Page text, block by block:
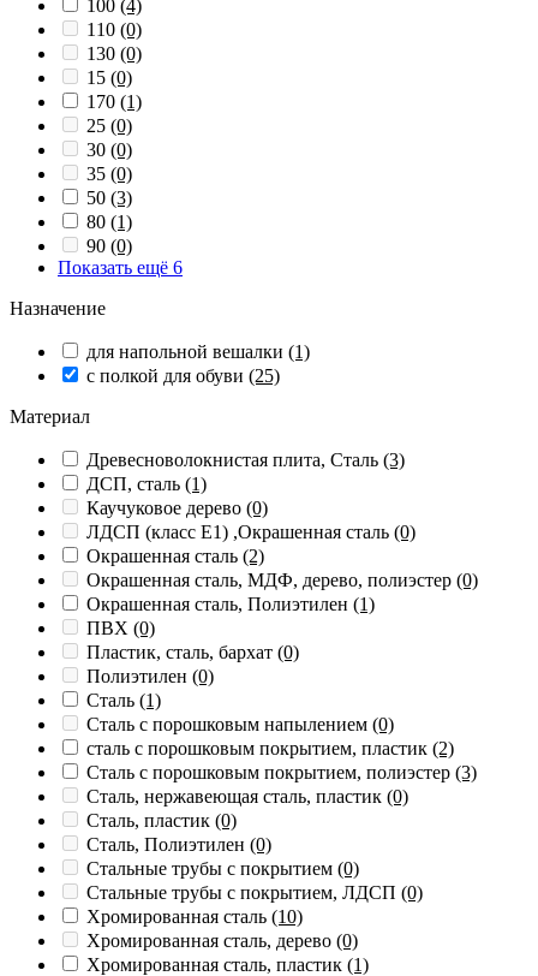
100 (4)
110 (0)
130 (0)
15 (0)
170 (1)
25 (0)
30 (0)
35 (0)
50 (3)
80 (1)
90 (0)
Показать ещё 6
Назначение
для напольной вешалки (1)
с полкой для обуви (25)
Материал
Древесноволокнистая плита, Сталь (3)
ДСП, сталь (1)
Каучуковое дерево (0)
ЛДСП (класс Е1) ,Окрашенная сталь (0)
Окрашенная сталь (2)
Окрашенная сталь, МДФ, дерево, полиэстер (0)
Окрашенная сталь, Полиэтилен (1)
ПВХ (0)
Пластик, сталь, бархат (0)
Полиэтилен (0)
Сталь (1)
Сталь с порошковым напылением (0)
сталь с порошковым покрытием, пластик (2)
Сталь с порошковым покрытием, полиэстер (3)
Сталь, нержавеющая сталь, пластик (0)
Сталь, пластик (0)
Сталь, Полиэтилен (0)
Стальные трубы с покрытием (0)
Стальные трубы с покрытием, ЛДСП (0)
Хромированная сталь (10)
Хромированная сталь, дерево (0)
Хромированная сталь, пластик (1)